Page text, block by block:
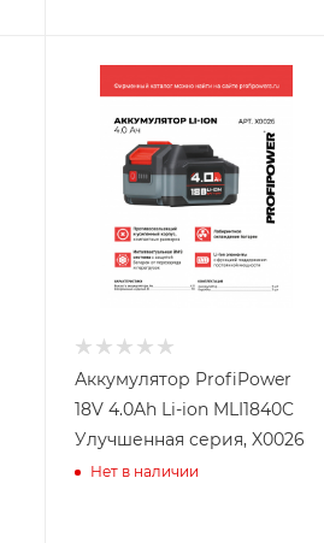
Аккумулятор ProfiPower
18V 4.0Ah Li-ion MLI1840C
Улучшенная серия, X0026
Нет в наличии